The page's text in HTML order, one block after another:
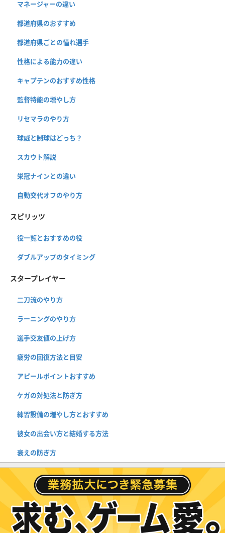
マネージャーの違い
都道府県のおすすめ
都道府県ごとの憧れ選手
性格による能力の違い
キャプテンのおすすめ性格
監督特能の増やし方
リセマラのやり方
球威と制球はどっち？
スカウト解説
栄冠ナインとの違い
自動交代オフのやり方
スピリッツ
役一覧とおすすめの役
ダブルアップのタイミング
スタープレイヤー
二刀流のやり方
ラーニングのやり方
選手交友値の上げ方
疲労の回復方法と目安
アピールポイントおすすめ
ケガの対処法と防ぎ方
練習設備の増やし方とおすすめ
彼女の出会い方と結婚する方法
衰えの防ぎ方